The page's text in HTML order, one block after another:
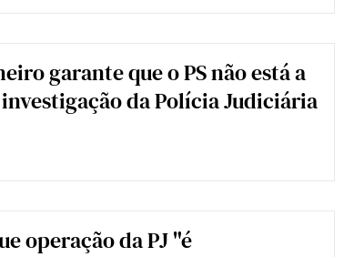
garante que o PS não está a
da Polícia Judiciária
operação da PJ "é